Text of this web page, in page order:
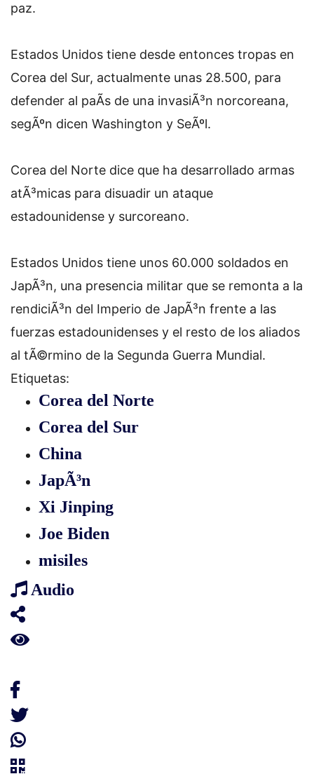
paz.
Estados Unidos tiene desde entonces tropas en
Corea del Sur, actualmente unas 28.500, para
defender al paÃ­s de una invasiÃ³n norcoreana,
segÃºn dicen Washington y SeÃºl.
Corea del Norte dice que ha desarrollado armas
atÃ³micas para disuadir un ataque
estadounidense y surcoreano.
Estados Unidos tiene unos 60.000 soldados en
JapÃ³n, una presencia militar que se remonta a la
rendiciÃ³n del Imperio de JapÃ³n frente a las
fuerzas estadounidenses y el resto de los aliados
al tÃ©rmino de la Segunda Guerra Mundial.
Etiquetas:
Corea del Norte
Corea del Sur
China
JapÃ³n
Xi Jinping
Joe Biden
misiles
Audio